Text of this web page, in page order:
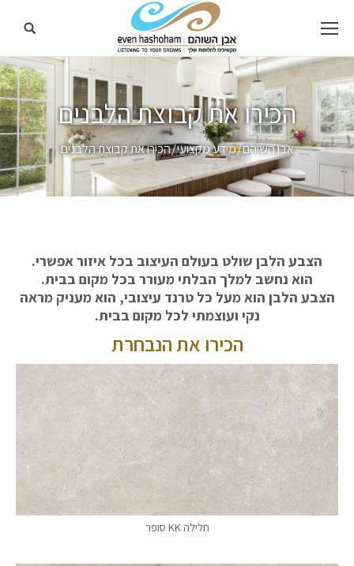
הכירו את קבוצת הלבנים
מיקומך כאן אבן השוהם מידע מקצועי הכירו את קבוצת הלבנים
הצבע הלבן שולט בעולם העיצוב בכל איזור אפשרי.
הוא נחשב למלך הבלתי מעורר בכל מקום בבית.
הצבע הלבן הוא מעל כל טרנד עיצובי, הוא מעניק מראה
נקי ועוצמתי לכל מקום בבית.
הכירו את הנבחרת
חלילה KK סופר